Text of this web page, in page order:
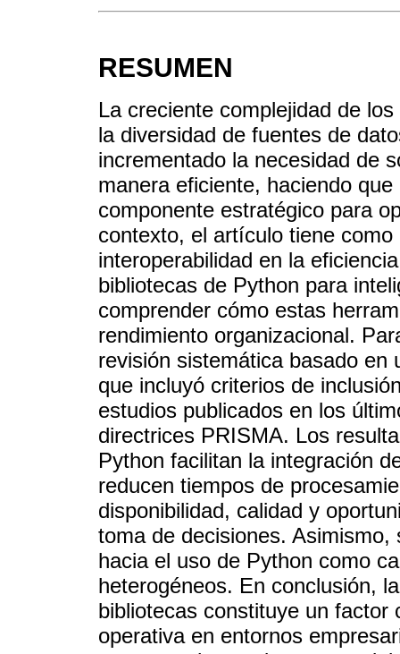
RESUMEN
La creciente complejidad de
la diversidad de fuentes de
incrementado la necesidad de
manera eficiente, haciendo
componente estratégico para
contexto, el artículo tiene
interoperabilidad en la
bibliotecas de Python para
comprender cómo estas
rendimiento organizacional.
revisión sistemática basado en
que incluyó criterios de
estudios publicados en los
directrices PRISMA. Los
Python facilitan la integración
reducen tiempos de
disponibilidad, calidad y
toma de decisiones.
hacia el uso de Python como
heterogéneos. En conclusión,
bibliotecas constituye un factor
operativa en entornos